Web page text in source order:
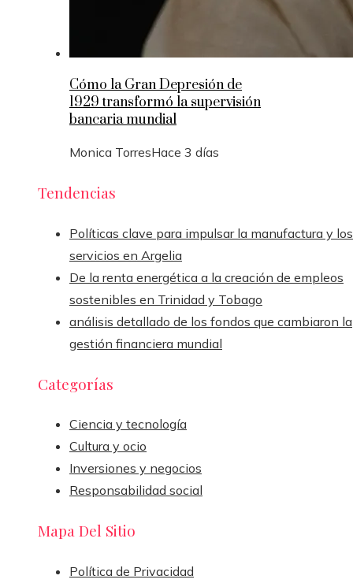
Cómo la Gran Depresión de
1929 transformó la supervisión
bancaria mundial
Monica TorresHace 3 días
Tendencias
Políticas clave para impulsar la manufactura y los
servicios en Argelia
De la renta energética a la creación de empleos
sostenibles en Trinidad y Tobago
análisis detallado de los fondos que cambiaron la
gestión financiera mundial
Categorías
Ciencia y tecnología
Cultura y ocio
Inversiones y negocios
Responsabilidad social
Mapa Del Sitio
Política de Privacidad